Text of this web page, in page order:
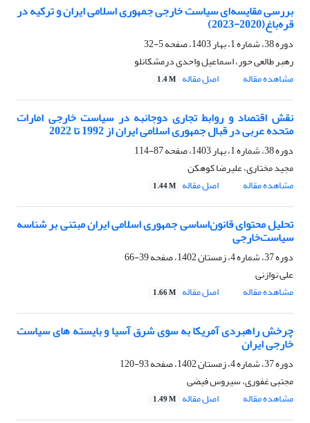
بررسی مقایسه‌ای سیاست خارجی جمهوری اسلامی ایران و ترکیه در
قره‌باغ(2020-2023)
دوره 38، شماره 1، بهار 1403، صفحه
5-32
رهبر طالعی حور، اسماعیل واحدی درمشکانلو
مشاهده مقاله
اصل مقاله 1.4 M
نقش اقتصاد و روابط تجاری دوجانبه در سیاست خارجی امارات
متحده عربی در قبال جمهوری اسلامی ایران از 1992 تا 2022
دوره 38، شماره 1، بهار 1403، صفحه
87-114
مجید مختاری، علیرضا کوهکن
مشاهده مقاله
اصل مقاله 1.44 M
تحلیل محتوای قانون‌اساسی جمهوری اسلامی ایران مبتنی بر شناسه
سیاست‌خارجی
دوره 37، شماره 4، زمستان 1402، صفحه
39-66
علی نوازنی
مشاهده مقاله
اصل مقاله 1.66 M
چرخش راهبردی آمریکا به سوی شرق آسیا و بایسته های سیاست
خارجی ایران
دوره 37، شماره 4، زمستان 1402، صفحه
93-120
مجتبی غفوری، سیروس فیضی
مشاهده مقاله
اصل مقاله 1.49 M